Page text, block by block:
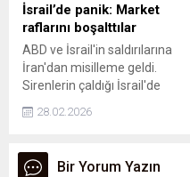
İsrail’de panik: Market
raflarını boşalttılar
ABD ve İsrail'in saldırılarına
İran'dan misilleme geldi.
Sirenlerin çaldığı İsrail'de
marketlere akın etti.
28.02.2026
Bir Yorum Yazın